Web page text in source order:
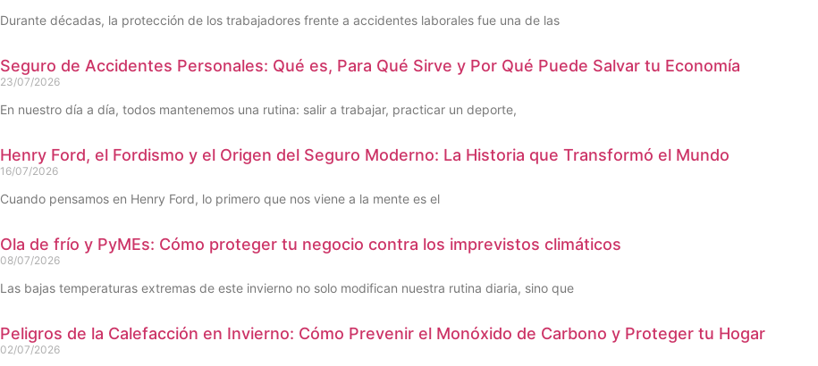
Durante décadas, la protección de los trabajadores frente a accidentes laborales fue una de las
Seguro de Accidentes Personales: Qué es, Para Qué Sirve y Por Qué Puede Salvar tu Economía
23/07/2026
En nuestro día a día, todos mantenemos una rutina: salir a trabajar, practicar un deporte,
Henry Ford, el Fordismo y el Origen del Seguro Moderno: La Historia que Transformó el Mundo
16/07/2026
Cuando pensamos en Henry Ford, lo primero que nos viene a la mente es el
Ola de frío y PyMEs: Cómo proteger tu negocio contra los imprevistos climáticos
08/07/2026
Las bajas temperaturas extremas de este invierno no solo modifican nuestra rutina diaria, sino que
Peligros de la Calefacción en Invierno: Cómo Prevenir el Monóxido de Carbono y Proteger tu Hogar
02/07/2026